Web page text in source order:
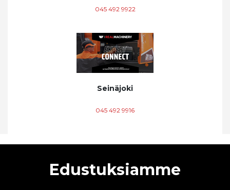
045 492 9922
Seinäjoki
045 492 9916
Edustuksiamme